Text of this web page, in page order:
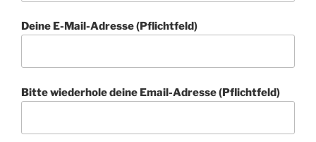
Deine E-Mail-Adresse (Pflichtfeld)
Bitte wiederhole deine Email-Adresse (Pflichtfeld)